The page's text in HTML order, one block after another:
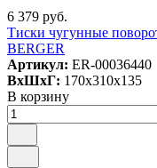
6 379 руб.
Тиски чугунные
BERGER
Артикул: ER-00036440
ВxШxГ: 170x310x135
В корзину